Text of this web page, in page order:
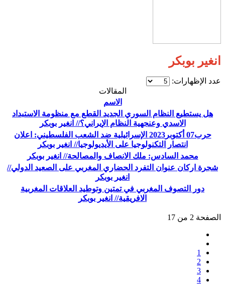
انغير بوبكر
عدد الإظهارات:
المقالات
الاسم
هل يستطيع النظام السوري الجديد القطع مع منظومة الاستبداد
الاسدي وعنجهية النظام الإيراني؟// انغير بوبكر
حرب07 أكتوبر2023 الإسرائيلية ضد الشعب الفلسطيني: اعلان
انتصار التكنولوجيا على الأيديولوجيا// انغير بوبكر
محمد السادس: ملك الانصاف والمصالحة// انغير بوبكر
شجرة اركان عنوان التفرد الحضاري المغربي على الصعيد الدولي//
انغير بوبكر
دور التصوف المغربي في تمتين وتوطيد العلاقات المغربية
الافريقية// انغير بوبكر
الصفحة 2 من 17
1
2
3
4